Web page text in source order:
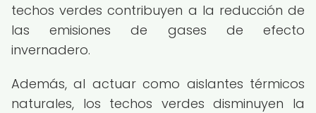
techos verdes contribuyen a la reducción de
las emisiones de gases de efecto
invernadero.
Además, al actuar como aislantes térmicos
naturales, los techos verdes disminuyen la